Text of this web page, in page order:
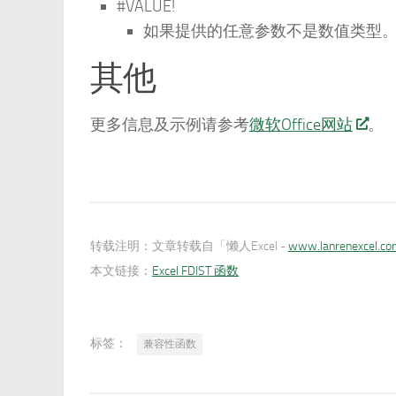
#VALUE!
如果提供的任意参数不是数值类型。
其他
更多信息及示例请参考微软Office网站 。
转载注明： 文章转载自「懒人Excel -
本文链接： Excel FDIST 函数
标签： 兼容性函数